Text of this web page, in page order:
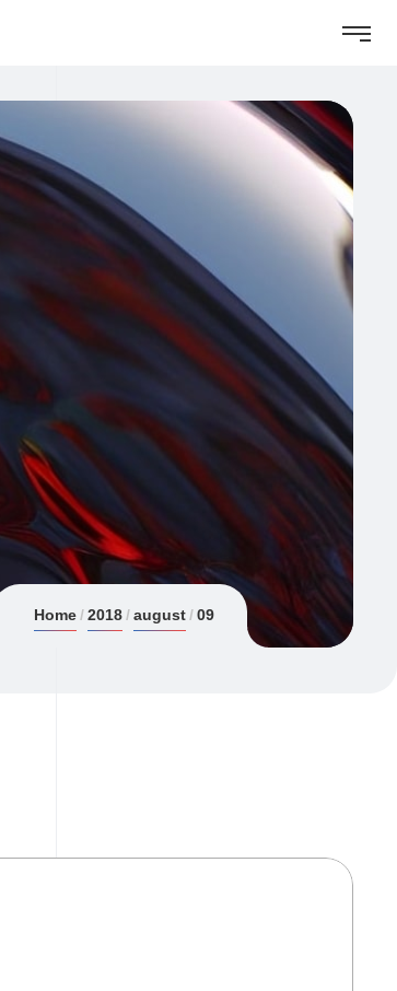
Home 2018 august 09